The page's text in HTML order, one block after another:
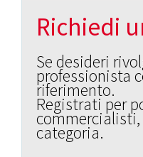
Richiedi
Se desideri
professionista
riferimento.
Registrati per
commercialisti,
categoria.